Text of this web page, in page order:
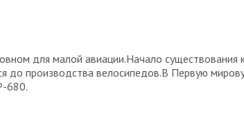
для малой авиации.Начало существования
до производства велосипедов.В Первую
680.